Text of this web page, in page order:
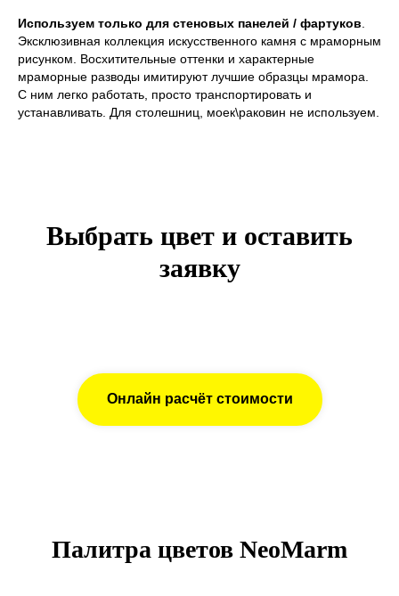
Используем только для стеновых панелей / фартуков
Эксклюзивная коллекция искусственного камня с мраморным
рисунком. Восхитительные оттенки и характерные
мраморные разводы имитируют лучшие образцы мрамора.
С ним легко работать, просто транспортировать и
устанавливать. Для столешниц, моек\раковин не используем.
Выбрать цвет и оставить
заявку
Онлайн расчёт стоимости
Палитра цветов NeoMarm